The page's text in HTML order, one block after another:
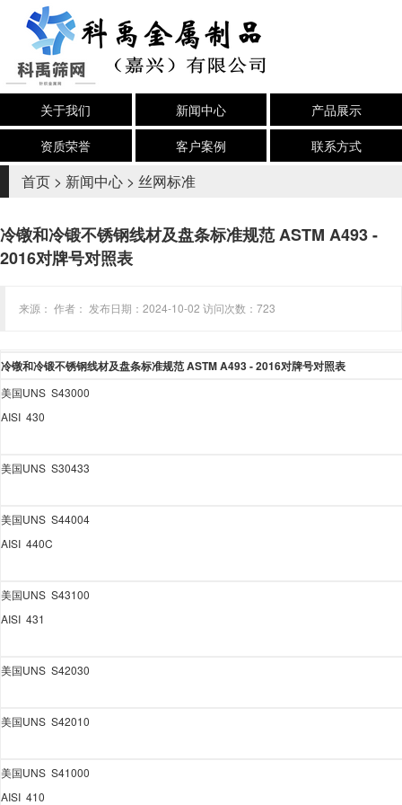
关于我们 新闻中心
产品展示
资质荣誉
客户案例 联系方式
首页 > 新闻中心 > 丝网标准
冷镦和冷锻不锈钢线材及盘条标准规范 ASTM A493 -
2016对牌号对照表
来源： 作者： 发布日期：2024-10-02 访问次数：723
冷镦和冷锻不锈钢线材及盘条标准规范ASTM A493 - 2016对牌号对照表
美国UNS S43000
AISI 430
美国UNS S30433
美国UNS S44004
AISI 440C
美国UNS S43100
AISI 431
美国UNS S42030
美国UNS S42010
美国UNS S41000
AISI 410